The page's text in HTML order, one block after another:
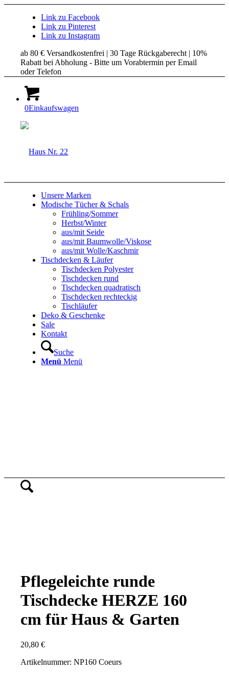
Link zu Facebook
Link zu Pinterest
Link zu Instagram
ab 80 € Versandkostenfrei | 30 Tage Rückgaberecht | 10%
Rabatt bei Abholung - Bitte um Vorabtermin per Email
oder Telefon
0Einkaufswagen
Unsere Marken
Modische Tücher & Schals
Frühling/Sommer
Herbst/Winter
aus/mit Seide
aus/mit Baumwolle/Viskose
aus/mit Wolle/Kaschmir
Tischdecken & Läufer
Tischdecken Polyester
Tischdecken rund
Tischdecken quadratisch
Tischdecken rechteckig
Tischläufer
Deko & Geschenke
Sale
Kontakt
Suche
Menü Menü
Pflegeleichte runde
Tischdecke HERZE 160
cm für Haus & Garten
20,80€
Artikelnummer: NP160 Coeurs